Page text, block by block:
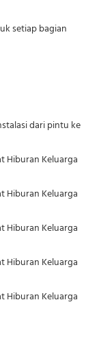
setiap bagian
dari pintu ke